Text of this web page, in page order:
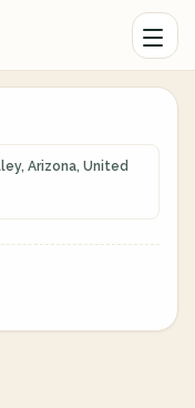
Arizona, United